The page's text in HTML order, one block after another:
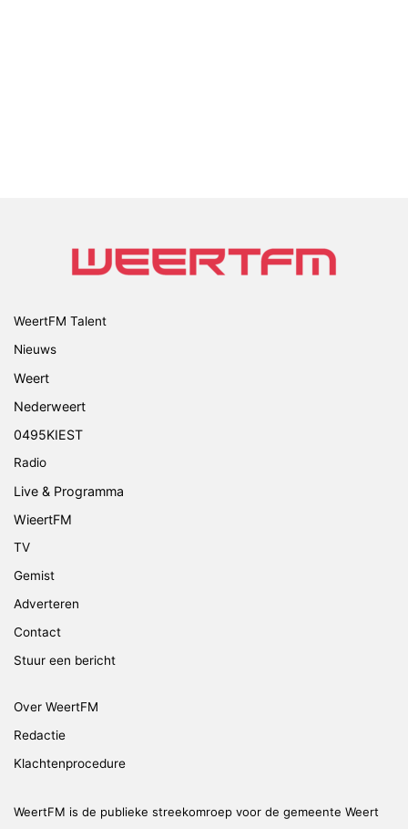
WeertFM Talent
Nieuws
Weert
Nederweert
0495KIEST
Radio
Live & Programma
WieertFM
TV
Gemist
Adverteren
Contact
Stuur een bericht
Over WeertFM
Redactie
Klachtenprocedure
WeertFM is de publieke streekomroep voor de gemeente Weert